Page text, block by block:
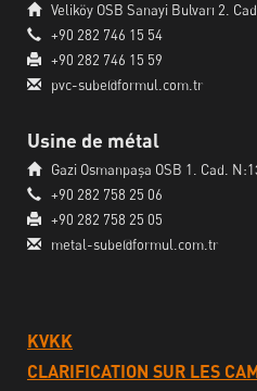
Veliköy OSB Sanayi Bulvarı 2.
+90 282 746 15 54
+90 282 746 15 59
pvc-sube@formul.com.tr
Usine de métal
Gazi Osmanpaşa OSB 1. Cad.
+90 282 758 25 06
+90 282 758 25 05
metal-sube@formul.com.tr
KVKK
CLARIFICATION SUR LES